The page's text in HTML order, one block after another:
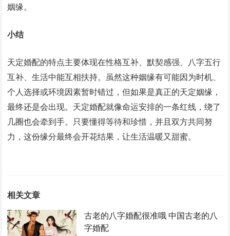
姻缘。
小结
天定婚配的特点主要体现在性格互补、默契感强、八字五行
互补、生活中能互相扶持。虽然这种姻缘有可能因为时机、
个人选择或环境因素暂时错过，但如果是真正的天定姻缘，
最终还是会出现。天定婚配就像命运安排的一条红线，绕了
几圈也会牵到手。只要懂得等待和珍惜，并且双方共同努
力，这份缘分最终会开花结果，让生活温暖又甜蜜。
相关文章
古老的八字婚配很准哦 中国古老的八
字婚配